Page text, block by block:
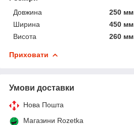
Довжина
250 мм
Ширина
450 мм
Висота
260 мм
Приховати
Умови доставки
Нова Пошта
Магазини Rozetka